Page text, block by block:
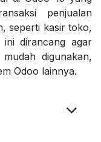
penjualan
seperti kasir toko,
dirancang agar
digunakan,
Odoo lainnya.